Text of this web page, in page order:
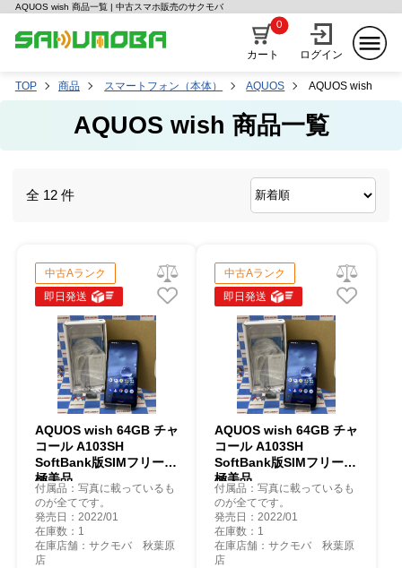
AQUOS wish 商品一覧 | 中古スマホ販売のサクモバ
カート
0
ログイン
TOP 商品 スマートフォン（本体） AQUOS AQUOS wish
AQUOS wish 商品一覧
全 12 件
中古Aランク
即日発送
AQUOS wish 64GB チャ
コール A103SH
SoftBank版SIMフリー
極美品
付属品：写真に載っているも
のが全てです。
発売日：2022/01
在庫数：1
在庫店舗：サクモバ 秋葉原
店
中古Aランク
即日発送
AQUOS wish 64GB チャ
コール A103SH
SoftBank版SIMフリー
極美品
付属品：写真に載っているも
のが全てです。
発売日：2022/01
在庫数：1
在庫店舗：サクモバ 秋葉原
店